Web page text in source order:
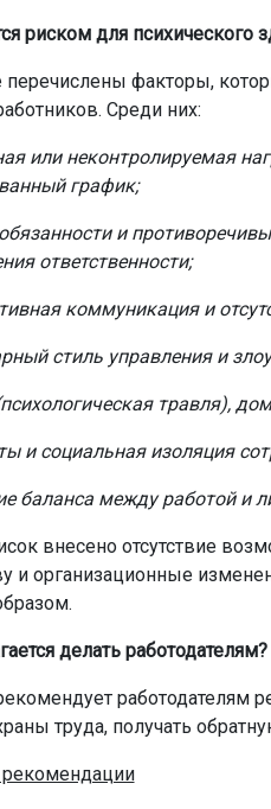
риском для психического
перечислены факторы,
Среди них:
или неконтролируемая
график;
и
ответственности;
коммуникация и
стиль управления и
травля),
и социальная изоляция
баланса между работой и
внесено отсутствие
и организационные
делать работодателям?
работодателям
труда, получать